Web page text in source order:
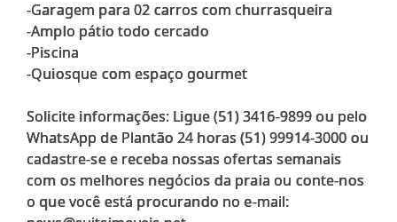
-Garagem para 02 carros com churrasqueira
-Amplo pátio todo cercado
-Piscina
-Quiosque com espaço gourmet
Solicite informações: Ligue (51) 3416-9899 ou pelo
WhatsApp de Plantão 24 horas (51) 99914-3000 ou
cadastre-se e receba nossas ofertas semanais
com os melhores negócios da praia ou conte-nos
o que você está procurando no e-mail: